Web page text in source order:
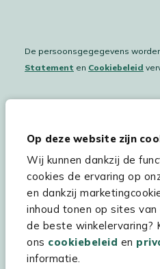
Op deze website zijn
Wij kunnen dankzij de
cookies de ervaring op
en dankzij
inhoud tonen op sites
de beste winkelervaring?
ons cookiebeleid en
informatie.
De persoonsgegegevens
Statement en Cookiebeleid
Hulp & service
Assortiment
Kees Smit Tuinmeubelen
Experience Stores XXL